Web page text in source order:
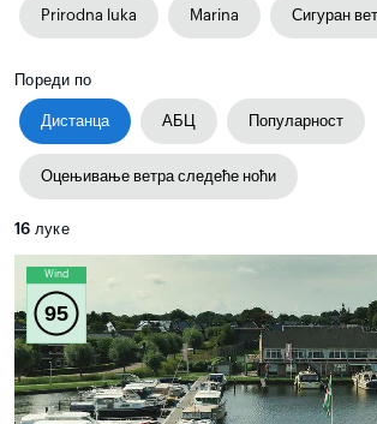
Prirodna luka Marina Сигуран
Пореди по
Дистанца АБЦ Популарност
Оцењивање ветра следеће ноћи
16 луке
Wind
95